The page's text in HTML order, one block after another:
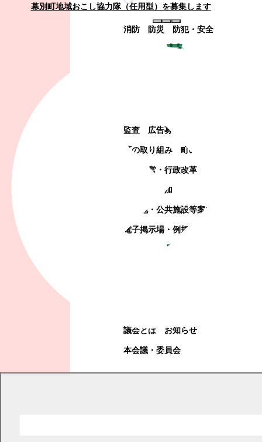
消防 防災 防犯・安全
監査 広告募集
町の取り組み
町の概要
町政運営・行政改革
町政への参加
観光地・公共施設等案内
電子掲示場・例規集
議会とは
お知らせ
本会議・委員会
幕別町地域おこし協力隊（任用型）を募集します